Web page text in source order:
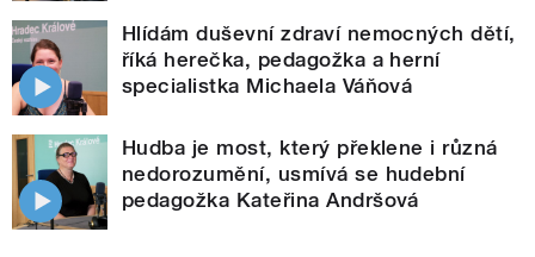
Hlídám duševní zdraví nemocných dětí,
říká herečka, pedagožka a herní
specialistka Michaela Váňová
Hudba je most, který překlene i různá
nedorozumění, usmívá se hudební
pedagožka Kateřina Andršová